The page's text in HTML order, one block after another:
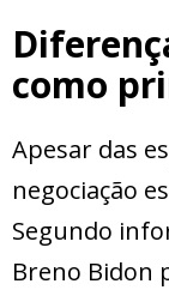
como
Apesar das
negociação
Segundo
Breno Bidon